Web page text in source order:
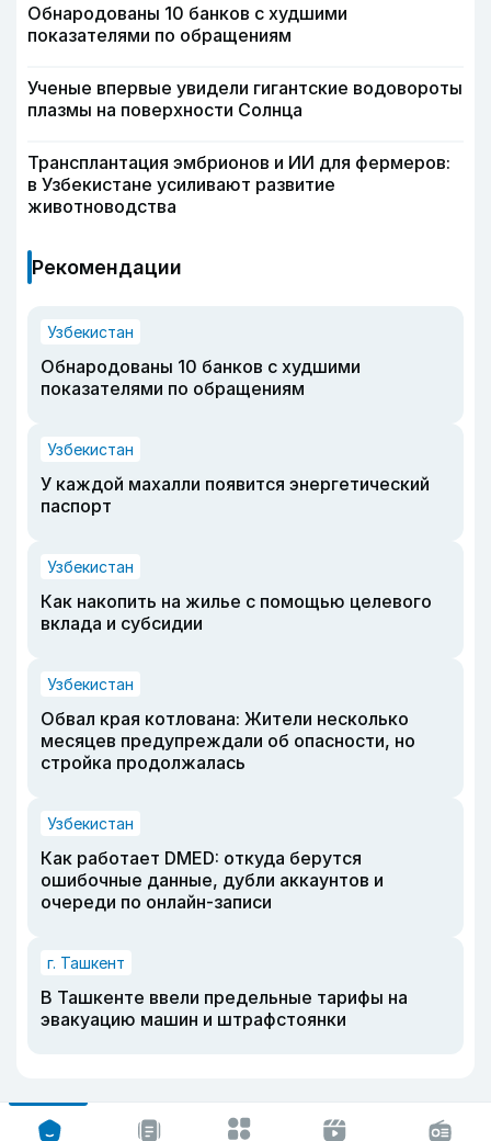
Обнародованы 10 банков с худшими
показателями по обращениям
Ученые впервые увидели гигантские водовороты
плазмы на поверхности Солнца
Трансплантация эмбрионов и ИИ для фермеров:
в Узбекистане усиливают развитие
животноводства
Рекомендации
Узбекистан
Обнародованы 10 банков с худшими
показателями по обращениям
Узбекистан
У каждой махалли появится энергетический
паспорт
Узбекистан
Как накопить на жилье с помощью целевого
вклада и субсидии
Узбекистан
Обвал края котлована: Жители несколько
месяцев предупреждали об опасности, но
стройка продолжалась
Узбекистан
Как работает DMED: откуда берутся
ошибочные данные, дубли аккаунтов и
очереди по онлайн-записи
г. Ташкент
В Ташкенте ввели предельные тарифы на
эвакуацию машин и штрафстоянки